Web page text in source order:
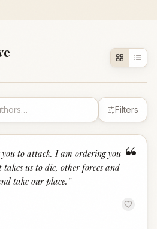
Filters
“
to attack. I am ordering you
us to die, other forces and
take our place. ”